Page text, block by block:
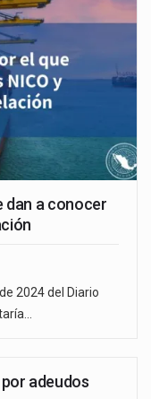
dan a conocer
2024 del Diario
adeudos